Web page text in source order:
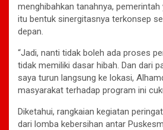
menghibahkan tanahnya,
itu bentuk sinergitasnya terkonsep
depan.
“Jadi, nanti tidak boleh ada proses
tidak memiliki dasar hibah. Dan dari
saya turun langsung ke lokasi,
masyarakat terhadap program ini
Diketahui, rangkaian kegiatan
dari lomba kebersihan antar